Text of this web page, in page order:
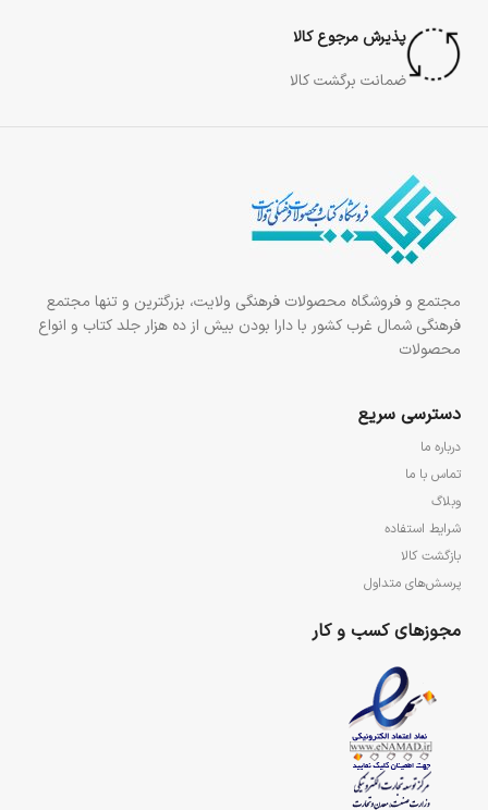
پذیرش مرجوع کالا
ضمانت برگشت کالا
مجتمع و فروشگاه محصولات فرهنگی ولایت، بزرگترین و تنها مجتمع
فرهنگی شمال غرب کشور با دارا بودن بیش از ده هزار جلد کتاب و انواع
محصولات
دسترسی سریع
درباره ما
تماس با ما
وبلاگ
شرایط استفاده
بازگشت کالا
پرسش‌های متداول
مجوزهای کسب و کار